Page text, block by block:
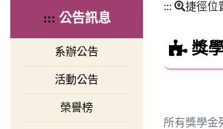
::: 公告訊息
系辦公告
活動公告
榮譽榜
::: 捷徑位
獎
所有獎學金